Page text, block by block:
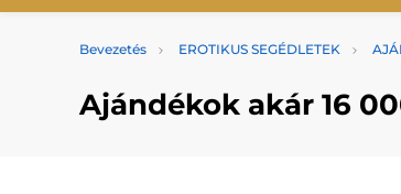
Bevezetés EROTIKUS SEGÉDLETEK
Ajándékok akár 16